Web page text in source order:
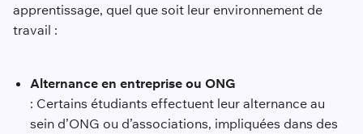
apprentissage, quel que soit leur environnement de
travail :
Alternance en entreprise ou ONG
: Certains étudiants effectuent leur alternance au
sein d’ONG ou d’associations, impliquées dans des